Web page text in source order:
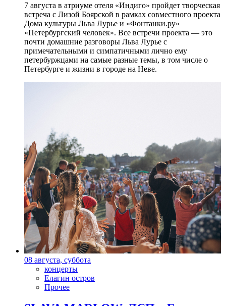
7 августа в атриуме отеля «Индиго» пройдет творческая
встреча с Лизой Боярской в рамках совместного проекта
Дома культуры Льва Лурье и «Фонтанки.ру»
«Петербургский человек». Все встречи проекта — это
почти домашние разговоры Льва Лурье с
примечательными и симпатичными лично ему
петербуржцами на самые разные темы, в том числе о
Петербурге и жизни в городе на Неве.
08 августа, суббота
концерты
Елагин остров
Прочее